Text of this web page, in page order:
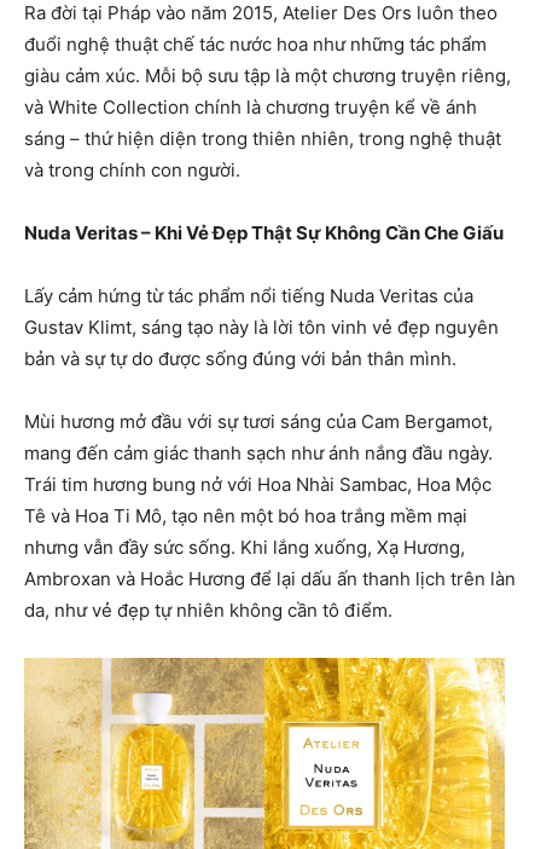
Ra đời tại Pháp vào năm 2015, Atelier Des Ors luôn theo
đuổi nghệ thuật chế tác nước hoa như những tác phẩm
giàu cảm xúc. Mỗi bộ sưu tập là một chương truyện riêng,
và White Collection chính là chương truyện kể về ánh
sáng – thứ hiện diện trong thiên nhiên, trong nghệ thuật
và trong chính con người.
Nuda Veritas – Khi Vẻ Đẹp Thật Sự Không Cần Che Giấu
Lấy cảm hứng từ tác phẩm nổi tiếng Nuda Veritas của
Gustav Klimt, sáng tạo này là lời tôn vinh vẻ đẹp nguyên
bản và sự tự do được sống đúng với bản thân mình.
Mùi hương mở đầu với sự tươi sáng của Cam Bergamot,
mang đến cảm giác thanh sạch như ánh nắng đầu ngày.
Trái tim hương bung nở với Hoa Nhài Sambac, Hoa Mộc
Tê và Hoa Ti Mô, tạo nên một bó hoa trắng mềm mại
nhưng vẫn đầy sức sống. Khi lắng xuống, Xạ Hương,
Ambroxan và Hoắc Hương để lại dấu ấn thanh lịch trên làn
da, như vẻ đẹp tự nhiên không cần tô điểm.